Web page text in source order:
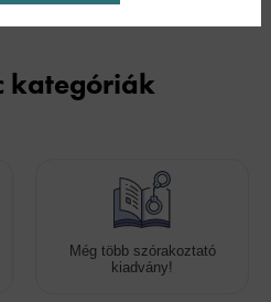
kategóriák
Még több szórakoztató
kiadvány!